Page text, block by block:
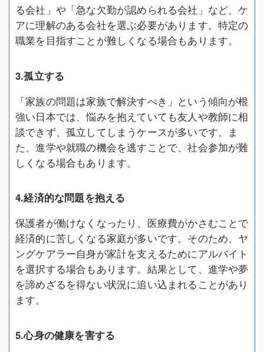
る会社」や「急な欠勤が認められる会社」など、ケ
アに理解のある会社を選ぶ必要があります。特定の
職業を目指すことが難しくなる場合もあります。
3.孤立する
「家族の問題は家族で解決すべき」という傾向が根
強い日本では、悩みを抱えていても友人や教師に相
談できず、孤立してしまうケースが多いです。ま
た、進学や就職の機会を逃すことで、社会参加が難
しくなる場合もあります。
4.経済的な問題を抱える
保護者が働けなくなったり、医療費がかさむことで
経済的に苦しくなる家庭が多いです。そのため、ヤ
ングケアラー自身が家計を支えるためにアルバイト
を選択する場合もあります。結果として、進学や夢
を諦めざるを得ない状況に追い込まれることがあり
ます。
5.心身の健康を害する